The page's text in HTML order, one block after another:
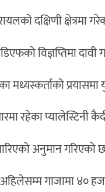
दक्षिणी क्षेत्रमा
विज्ञप्तिमा दावी
मध्यस्कर्ताको
रहेका
अनुमान गरिएको
गाजामा ४०